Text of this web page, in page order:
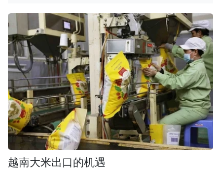
越南大米出口的机遇